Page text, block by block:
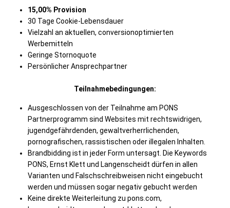
15,00% Provision
30 Tage Cookie-Lebensdauer
Vielzahl an aktuellen, conversionoptimierten
Werbemitteln
Geringe Stornoquote
Persönlicher Ansprechpartner
Teilnahmebedingungen:
Ausgeschlossen von der Teilnahme am PONS
Partnerprogramm sind Websites mit rechtswidrigen,
jugendgefährdenden, gewaltverherrlichenden,
pornografischen, rassistischen oder illegalen Inhalten.
Brandbidding ist in jeder Form untersagt. Die Keywords
PONS, Ernst Klett und Langenscheidt dürfen in allen
Varianten und Falschschreibweisen nicht eingebucht
werden und müssen sogar negativ gebucht werden
Keine direkte Weiterleitung zu pons.com,